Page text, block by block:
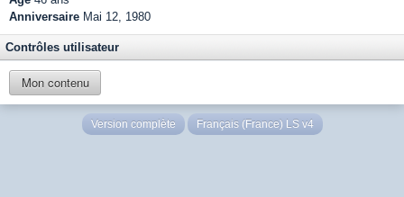
Anniversaire Mai 12, 1980
Contrôles utilisateur
Mon contenu
Version complète Français (France) LS v4